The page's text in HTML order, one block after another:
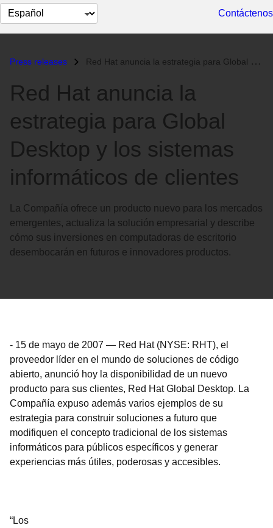
Cambiar
el
Contáctenos
Press releases Red Hat anuncia la estrategia para Global Desktop y los sistemas infor...
Red Hat anuncia la
estrategia para Global
Desktop y los sistemas
informáticos de clientes
La Compañía ofrece un producto nuevo para los mercados
emergentes, actualiza la solución empresarial y describe
cómo sus inversiones en computadoras de escritorio
desembocarán en futuros e innovadores productos.
- 15 de mayo de 2007 — Red Hat (NYSE: RHT), el
proveedor líder en el mundo de soluciones de código
abierto, anunció hoy la disponibilidad de un nuevo
producto para sus clientes, Red Hat Global Desktop. La
Compañía expuso además varios ejemplos de su
estrategia para construir soluciones a futuro que
modifiquen el concepto tradicional de los sistemas
informáticos para públicos específicos y generar
experiencias más útiles, poderosas y accesibles.
“Los